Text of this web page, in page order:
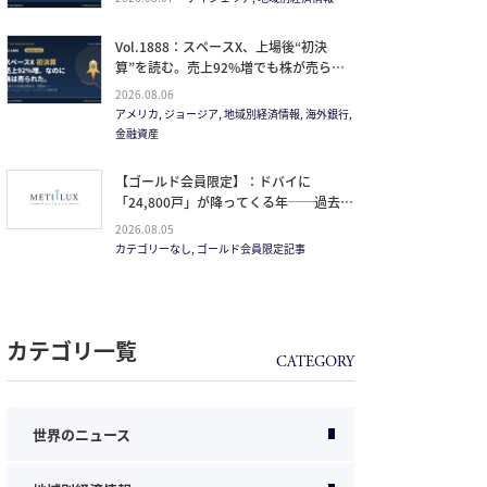
Vol.1888：スペースX、上場後“初決
算”を読む。売上92%増でも株が売られ
た本当の理由と、1.5兆ドル企業の買い
方。
2026.08.06
アメリカ, ジョージア, 地域別経済情報, 海外銀行,
金融資産
【ゴールド会員限定】：ドバイに
「24,800戸」が降ってくる年──過去
20年で最大の引き渡しラッシュと、ミサ
イルが崩した“安全神話”。2027年の供給
2026.08.05
カテゴリーなし, ゴールド会員限定記事
カテゴリ一覧
世界のニュース